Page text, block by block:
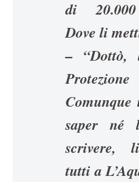
di
Dove li
–
saper né
scrivere,
tutti a